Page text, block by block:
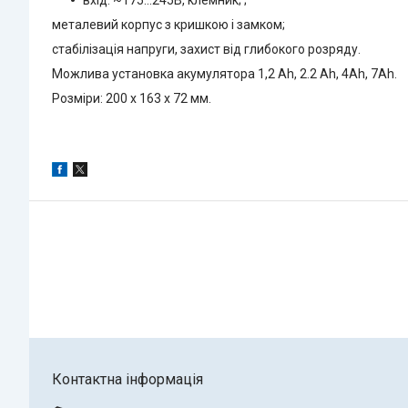
металевий корпус з кришкою і замком;
стабілізація напруги, захист від глибокого розряду.
Можлива установка акумулятора 1,2 Ah, 2.2 Ah, 4Ah, 7Ah.
Розміри: 200 х 163 х 72 мм.